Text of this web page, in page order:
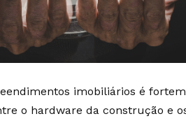
imobiliários é
o hardware da construção e